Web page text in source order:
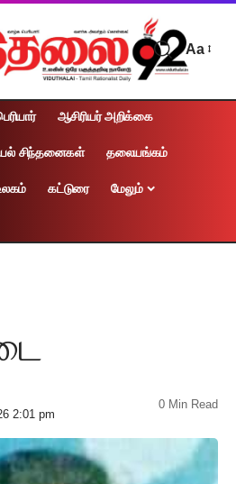
Aa
ஆசிரியர் அறிக்கை
சிந்தனைகள் தலையங்கம்
கட்டுரை மேலும்
2:01 pm
0 Min Read